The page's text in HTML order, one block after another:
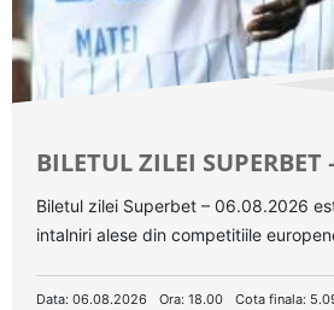
BILETUL ZILEI SUPERBET
Biletul zilei Superbet – 06.08.2026
intalniri alese din competitiile
Data: 06.08.2026 Ora: 18.00 Cota finala: